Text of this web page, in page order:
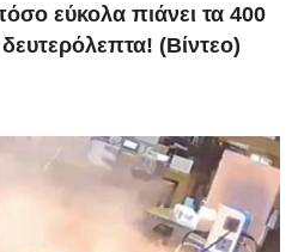
εύκολα πιάνει τα 400
(Βίντεο)